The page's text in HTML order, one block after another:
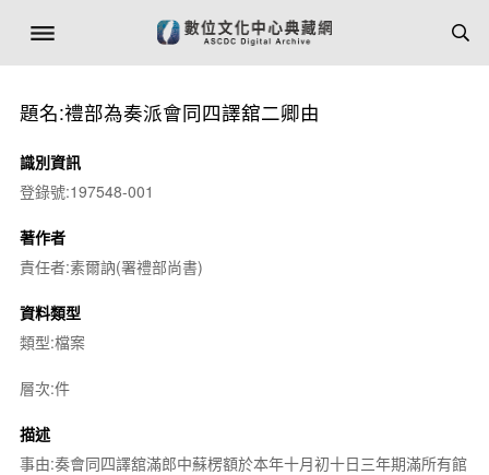
題名:禮部為奏派會同四譯舘二卿由
識別資訊
登錄號:197548-001
著作者
責任者:素爾訥(署禮部尚書)
資料類型
類型:檔案
層次:件
描述
事由:奏會同四譯舘滿郎中蘇楞額於本年十月初十日三年期滿所有館